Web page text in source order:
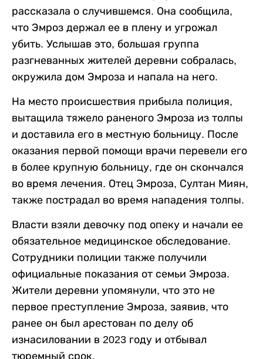
рассказала о случившемся. Она сообщила,
что Эмроз держал ее в плену и угрожал
убить. Услышав это, большая группа
разгневанных жителей деревни собралась,
окружила дом Эмроза и напала на него.
На место происшествия прибыла полиция,
вытащила тяжело раненого Эмроза из толпы
и доставила его в местную больницу. После
оказания первой помощи врачи перевели его
в более крупную больницу, где он скончался
во время лечения. Отец Эмроза, Султан Миян,
также пострадал во время нападения толпы.
Власти взяли девочку под опеку и начали ее
обязательное медицинское обследование.
Сотрудники полиции также получили
официальные показания от семьи Эмроза.
Жители деревни упомянули, что это не
первое преступление Эмроза, заявив, что
ранее он был арестован по делу об
изнасиловании в 2023 году и отбывал
тюремный срок.